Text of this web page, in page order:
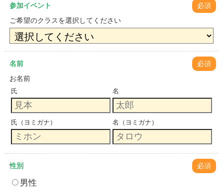
参加イベント
必須
ご希望のクラスを選択してください
名前
必須
お名前
氏 名
氏（ヨミガナ） 名（ヨミガナ）
性別 必須
男性